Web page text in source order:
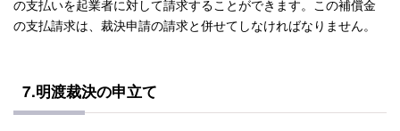
の支払いを起業者に対して請求することができます。この補償金
の支払請求は、裁決申請の請求と併せてしなければなりません。
7.明渡裁決の申立て